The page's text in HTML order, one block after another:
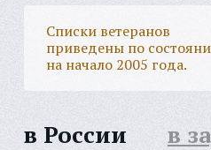
Списки ветеранов
приведены по
на начало 2005 года.
в России в